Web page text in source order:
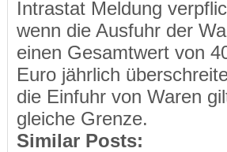
Intrastat Meldung
wenn die Ausfuhr der
einen Gesamtwert von
Euro jährlich
die Einfuhr von Waren
gleiche Grenze.
Similar Posts: